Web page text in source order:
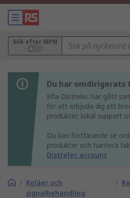
Sök efter MPN
Du har omdirigerats
Elfa-Distrelec har gått
för att erbjuda dig ett
produkter, lokal support
Du kan fortfarande se
produkter och hantera
Distrelec account
/ Reläer och
signalbehandling
/